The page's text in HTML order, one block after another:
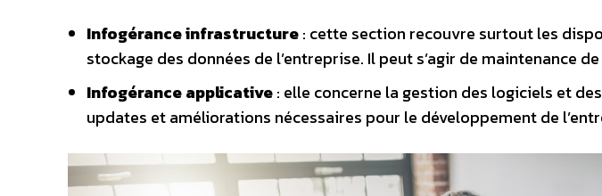
Infogérance infrastructure: cette section recouvre surtout les
stockage des données de l’entreprise. Il peut s’agir de maintenance
Infogérance applicative: elle concerne la gestion des logiciels et
updates et améliorations nécessaires pour le développement de